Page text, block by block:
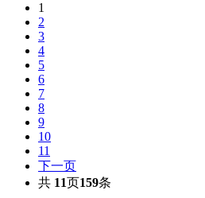
1
2
3
4
5
6
7
8
9
10
11
下一页
共 11页159条